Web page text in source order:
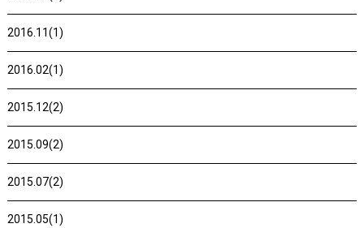
2016.11(1)
2016.02(1)
2015.12(2)
2015.09(2)
2015.07(2)
2015.05(1)